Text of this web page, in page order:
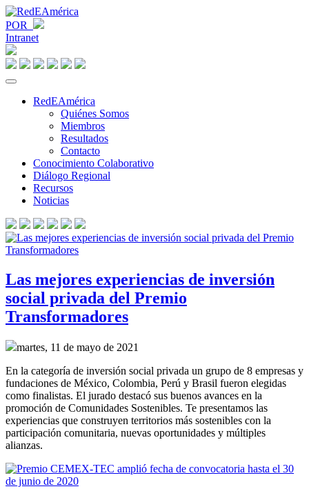
POR
Intranet
RedEAmérica
Quiénes Somos
Miembros
Resultados
Contacto
Conocimiento Colaborativo
Diálogo Regional
Recursos
Noticias
Las mejores experiencias de inversión
social privada del Premio
Transformadores
martes, 11 de mayo de 2021
En la categoría de inversión social privada un grupo de 8 empresas y
fundaciones de México, Colombia, Perú y Brasil fueron elegidas
como finalistas. El jurado destacó sus buenos avances en la
promoción de Comunidades Sostenibles. Te presentamos las
experiencias que construyen territorios más sostenibles con la
participación comunitaria, nuevas oportunidades y múltiples
alianzas.